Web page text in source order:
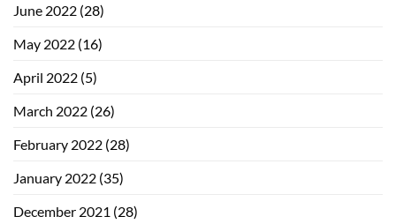
June 2022 (28)
May 2022 (16)
April 2022 (5)
March 2022 (26)
February 2022 (28)
January 2022 (35)
December 2021 (28)